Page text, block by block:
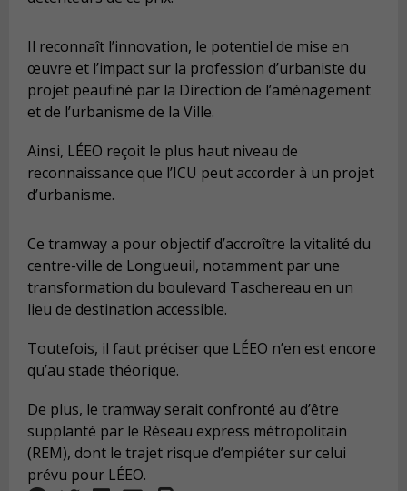
Il reconnaît l’innovation, le potentiel de mise en
œuvre et l’impact sur la profession d’urbaniste du
projet peaufiné par la Direction de l’aménagement
et de l’urbanisme de la Ville.
Ainsi, LÉEO reçoit le plus haut niveau de
reconnaissance que l’ICU peut accorder à un projet
d’urbanisme.
Ce tramway a pour objectif d’accroître la vitalité du
centre-ville de Longueuil, notamment par une
transformation du boulevard Taschereau en un
lieu de destination accessible.
Toutefois, il faut préciser que LÉEO n’en est encore
qu’au stade théorique.
De plus, le tramway serait confronté au d’être
supplanté par le Réseau express métropolitain
(REM), dont le trajet risque d’empiéter sur celui
prévu pour LÉEO.